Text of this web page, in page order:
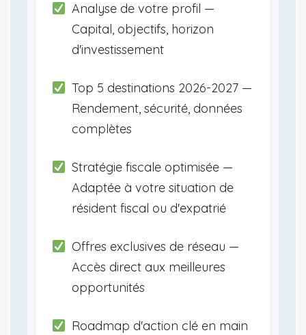
Analyse de votre profil —
Capital, objectifs, horizon
d'investissement
Top 5 destinations 2026-2027 —
Rendement, sécurité, données
complètes
Stratégie fiscale optimisée —
Adaptée à votre situation de
résident fiscal ou d'expatrié
Offres exclusives de réseau —
Accès direct aux meilleures
opportunités
Roadmap d'action clé en main